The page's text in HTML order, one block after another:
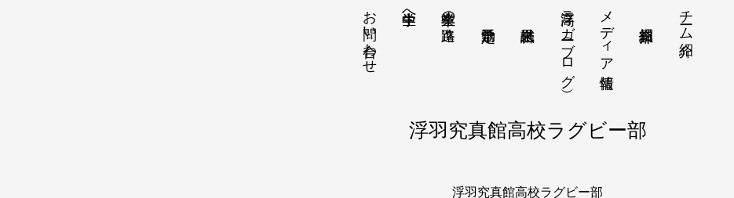
チーム紹介
メディア情報
浮高ラガー（ブログ）
卒業生の進路
中学生へ
お問い合わせ
浮羽究真館高校ラグビー部
浮羽究真館高校ラグビー部